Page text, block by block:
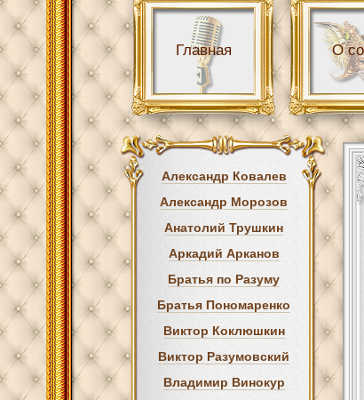
Главная О
Александр Ковалев
Александр Морозов
Анатолий Трушкин
Аркадий Арканов
Братья по Разуму
Братья Пономаренко
Виктор Коклюшкин
Виктор Разумовский
Владимир Винокур